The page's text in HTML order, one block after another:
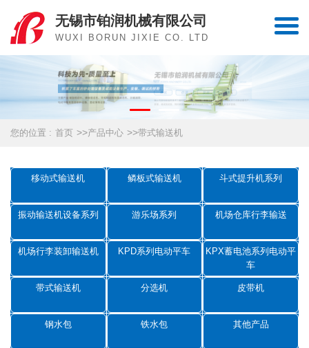
无锡市铂润机械有限公司
WUXI BORUN JIXIE CO. LTD
您的位置 : 首页 >>产品中心 >>带式输送机
移动式输送机 鳞板式输送机 斗式提升机系列
振动输送机设备系列 游乐场系列 机场仓库行李输送
机场行李装卸输送机 KPD系列电动平车
KPX蓄电池系列电动平
车
带式输送机 分选机 皮带机
钢水包 铁水包 其他产品